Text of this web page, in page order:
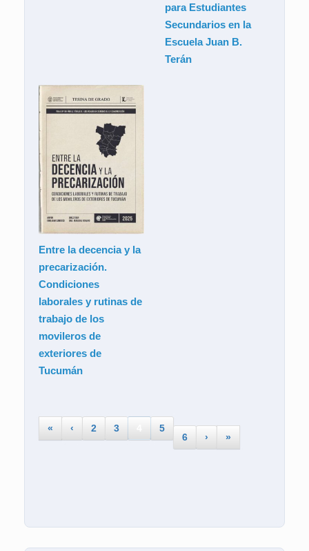
para Estudiantes
Secundarios en la
Escuela Juan B.
Terán
Entre la decencia y la
precarización.
Condiciones
laborales y rutinas de
trabajo de los
movileros de
exteriores de
Tucumán
« ‹ 2 3
5
6
› »